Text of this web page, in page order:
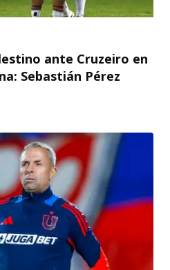
ante Cruzeiro en
Sebastián Pérez